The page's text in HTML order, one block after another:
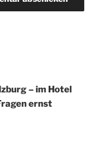
– im Hotel
ernst